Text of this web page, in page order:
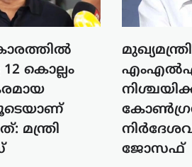
കൊല്ലം
മന്ത്രി
ജോസഫ്
നായിറച്ചി
കുടിക്കാൻ
നിർദേശം;
ചർച്ചയാകുന്നു
ഡെസ്ക് ഓഗസ്റ്റ്‌ 6, 2026
അനുഭവപ്പെടുന്ന
ചൂടിനിടെ